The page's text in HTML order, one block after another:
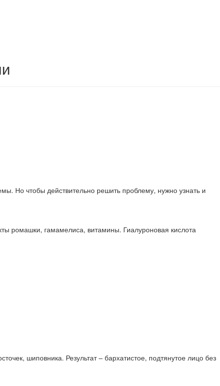
Но чтобы действительно решить проблему, нужно узнать и
ромашки, гамамелиса, витамины. Гиалуроновая кислота
шиповника. Результат – бархатистое, подтянутое лицо без